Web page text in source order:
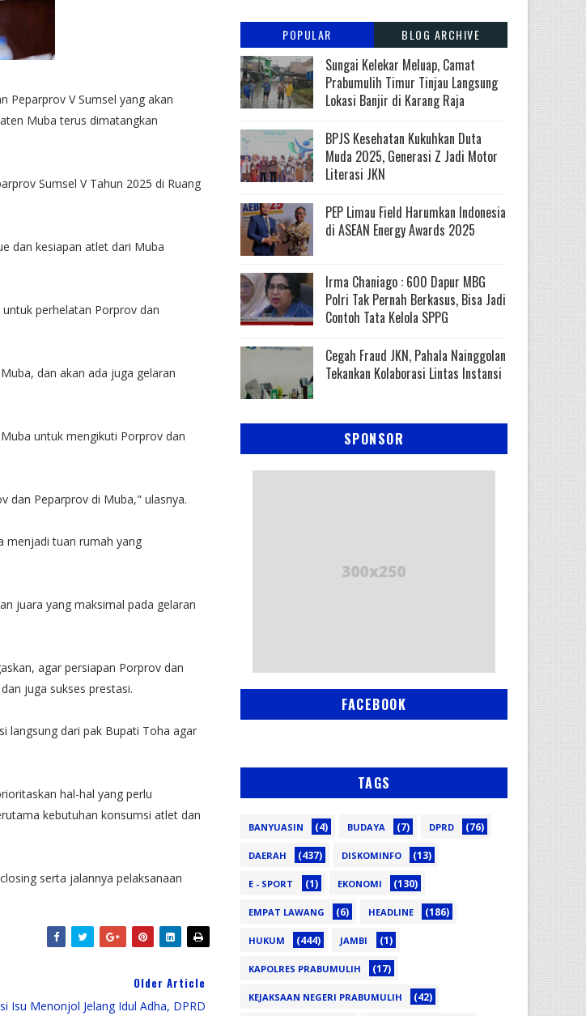
Peparprov V Sumsel yang akan
Muba terus dimatangkan
Sumsel V Tahun 2025 di Ruang
dan kesiapan atlet dari Muba
perhelatan Porprov dan
dan akan ada juga gelaran
untuk mengikuti Porprov dan
dan Peparprov di Muba," ulasnya.
menjadi tuan rumah yang
juara yang maksimal pada gelaran
agar persiapan Porprov dan
juga sukses prestasi.
langsung dari pak Bupati Toha agar
hal-hal yang perlu
kebutuhan konsumsi atlet dan
serta jalannya pelaksanaan
Older Article
Isu Menonjol Jelang Idul Adha, DPRD
POPULAR BLOG ARCHIVE
Sungai Kelekar Meluap, Camat
Prabumulih Timur Tinjau Langsung
Lokasi Banjir di Karang Raja
BPJS Kesehatan Kukuhkan Duta
Muda 2025, Generasi Z Jadi Motor
Literasi JKN
PEP Limau Field Harumkan Indonesia
di ASEAN Energy Awards 2025
Irma Chaniago : 600 Dapur MBG
Polri Tak Pernah Berkasus, Bisa Jadi
Contoh Tata Kelola SPPG
Cegah Fraud JKN, Pahala Nainggolan
Tekankan Kolaborasi Lintas Instansi
SPONSOR
FACEBOOK
TAGS
BANYUASIN (4) BUDAYA (7) DPRD (76)
DAERAH (437) DISKOMINFO (13)
E - SPORT (1) EKONOMI (130)
EMPAT LAWANG (6) HEADLINE (186)
HUKUM (444) JAMBI (1)
KAPOLRES PRABUMULIH (17)
KEJAKSAAN NEGERI PRABUMULIH (42)